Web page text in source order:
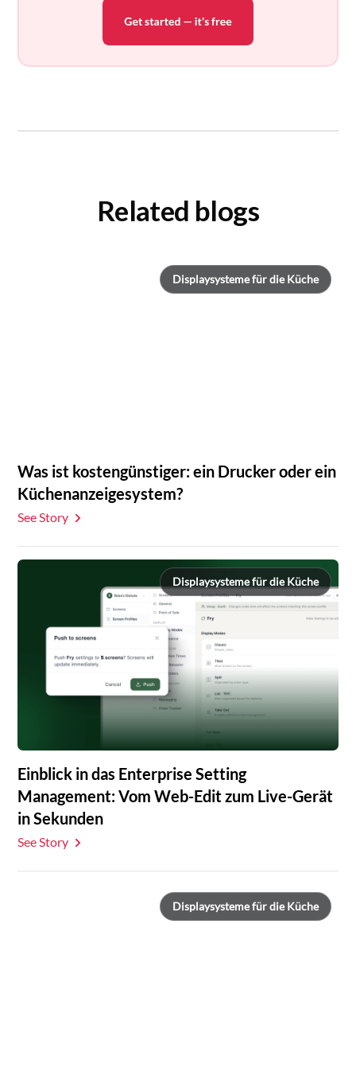
Related blogs
Displaysysteme für die Küche
Was ist kostengünstiger: ein Drucker oder ein
Küchenanzeigesystem?
See Story
Displaysysteme für die Küche
Einblick in das Enterprise Setting
Management: Vom Web-Edit zum Live-Gerät
in Sekunden
See Story
Displaysysteme für die Küche